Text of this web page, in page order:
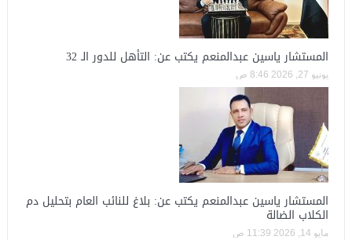
المستشار ياسين عبدالمنعم يكتب عن: التأهل للدور الـ 32
يونيو 27, 2026 8:46 ص
المستشار ياسين عبدالمنعم يكتب عن: بلاغ للنائب العام بتحليل دم
الكلاب الضالة
مايو 14, 2026 11:39 ص